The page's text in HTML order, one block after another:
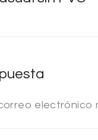
electrónico